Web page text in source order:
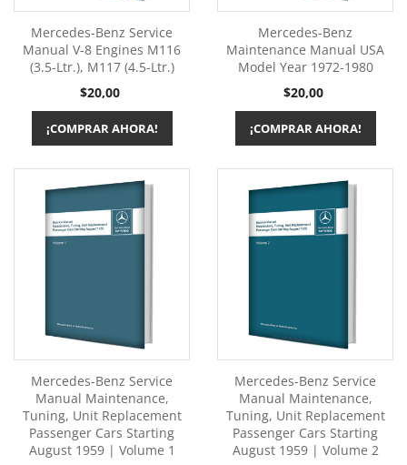
Mercedes-Benz Service
Manual V-8 Engines M116
(3.5-Ltr.), M117 (4.5-Ltr.)
Precio
$20,00
¡COMPRAR AHORA!
Mercedes-Benz
Maintenance Manual USA
Model Year 1972-1980
Precio
$20,00
¡COMPRAR AHORA!
Mercedes-Benz Service
Manual Maintenance,
Tuning, Unit Replacement
Passenger Cars Starting
August 1959 | Volume 1
Mercedes-Benz Service
Manual Maintenance,
Tuning, Unit Replacement
Passenger Cars Starting
August 1959 | Volume 2